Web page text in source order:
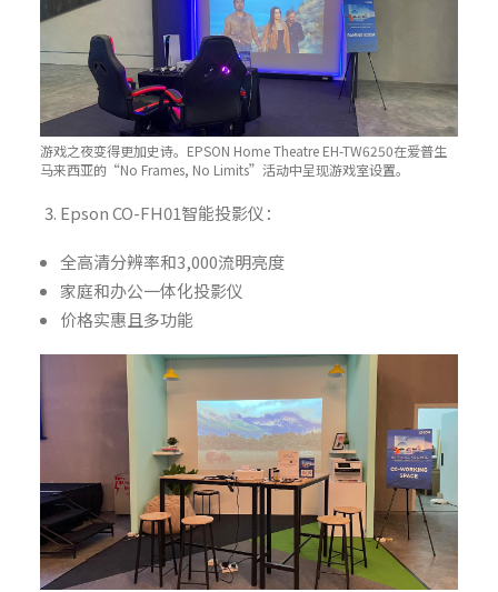
游戏之夜变得更加史诗。EPSON Home Theatre EH-TW6250在爱普生
马来西亚的“No Frames, No Limits”活动中呈现游戏室设置。
Epson CO-FH01智能投影仪：
全高清分辨率和3,000流明亮度
家庭和办公一体化投影仪
价格实惠且多功能